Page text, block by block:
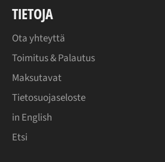
TIETOJA
Ota yhteyttä
Toimitus & Palautus
Maksutavat
Tietosuojaseloste
in English
Etsi